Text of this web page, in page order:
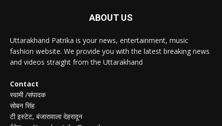
ABOUT US
Uttarakhand Patrika is your news, entertainment, music
fashion website. We provide you with the latest breaking news
and videos straight from the Uttarakhand
Contact
स्वामी /संपादक
सोबन सिंह
टी इस्टेट, बंजारावाला देहरादून